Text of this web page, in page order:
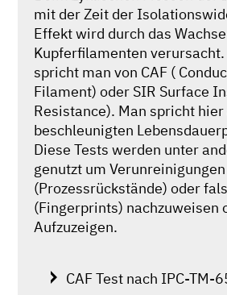
mit der Zeit der
Effekt wird durch das
Kupferfilamenten verursacht.
spricht man von CAF (
Filament) oder SIR Surface
Resistance). Man spricht hier
beschleunigten
Diese Tests werden unter
genutzt um Verunreinigungen
(Prozessrückstände) oder
(Fingerprints) nachzuweisen
Aufzuzeigen.
CAF Test nach IPC-TM-